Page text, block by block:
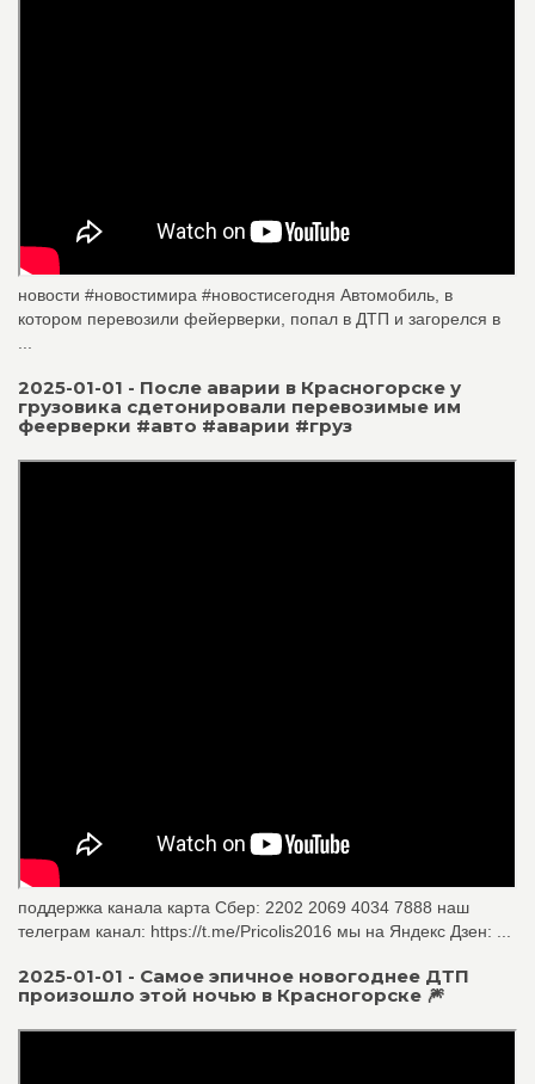
новости #новостимира #новостисегодня Автомобиль, в
котором перевозили фейерверки, попал в ДТП и загорелся в
2025-01-01 - После аварии в Красногорске у
грузовика сдетонировали перевозимые им
феерверки #авто #аварии #груз
поддержка канала карта Сбер: 2202 2069 4034 7888 наш
телеграм канал: https://t.me/Pricolis2016 мы на Яндекс Дзен: ...
2025-01-01 - Самое эпичное новогоднее ДТП
произошло этой ночью в Красногорске 🎆